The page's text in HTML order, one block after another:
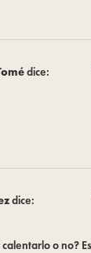
dice:
dice:
o no?